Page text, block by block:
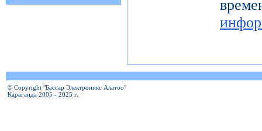
© Copyright "Бассар Электроникс Алатоо"
Караганда 2005 - 2025 г.